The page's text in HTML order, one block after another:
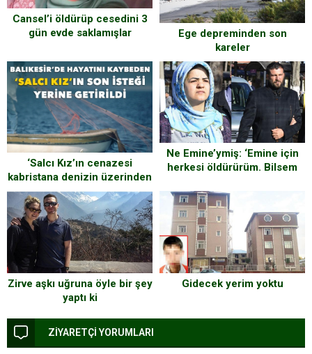
Cansel’i öldürüp cesedini 3
gün evde saklamışlar
Ege depreminden son
kareler
‘Salcı Kız’ın cenazesi
kabristana denizin üzerinden
götürüldü. Yürek burkan bir
hayat hikayesi
Ne Emine’ymiş: ‘Emine için
herkesi öldürürüm. Bilsem
Zirve aşkı uğruna öyle bir şey
yaptı ki
Gidecek yerim yoktu
ZİYARETÇİ YORUMLARI